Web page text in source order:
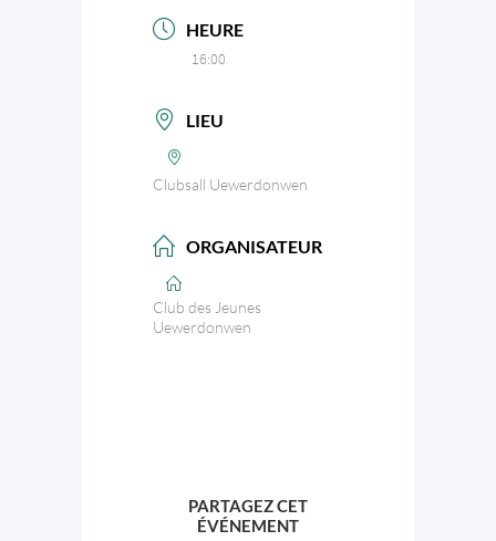
HEURE
16:00
LIEU
Clubsall Uewerdonwen
ORGANISATEUR
Club des Jeunes
Uewerdonwen
PARTAGEZ CET
ÉVÉNEMENT